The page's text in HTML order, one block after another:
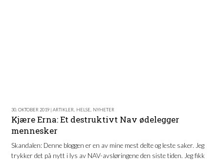
30. OKTOBER 2019 | ARTIKLER HELSE NYHETER
Kjære Erna: Et destruktivt Nav ødelegger
mennesker
Skandalen: Denne bloggen er en av mine mest delte og leste saker. Jeg
trykker det på nytt i lys av NAV-avsløringene den siste tiden. Jeg fikk